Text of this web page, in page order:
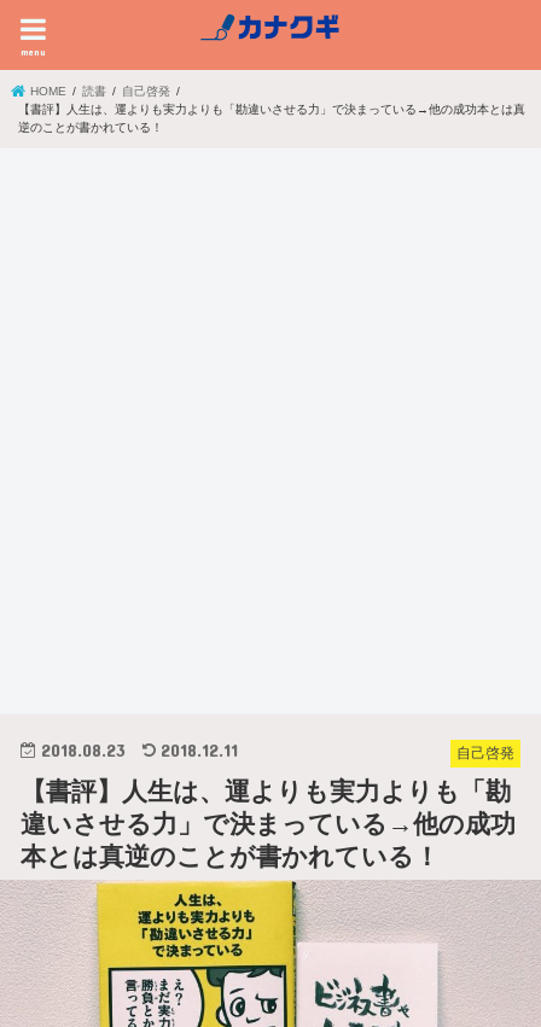
menu
HOME 読書
自己啓発
【書評】人生は、運よりも実力よりも「勘違いさせる力」で決まっている→他の成功本とは真
逆のことが書かれている！
自己啓発
2018.08.23 2018.12.11
【書評】人生は、運よりも実力よりも「勘
違いさせる力」で決まっている→他の成功
本とは真逆のことが書かれている！